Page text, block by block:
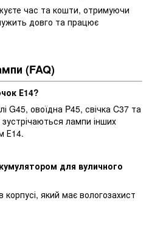
час та кошти, отримуючи
довго та працює
(FAQ)
Е14?
G45, овоїдна P45, свічка C37 та
зустрічаються лампи інших
Е14.
для вуличного
який має вологозахист